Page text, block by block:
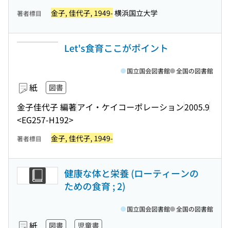
著者標目 金子, 佳代子, 1949-横浜国立大学
Let's食育ここがポイント
紙 図書
金子佳代子 編著アイ・ケイコーポレーション2005.9
<EG257-H192>
国立国会図書館 全国の図書館
著者標目 金子, 佳代子, 1949-
健康な体と栄養 (ローティーンの
ための食育 ; 2)
紙 図書 児童書
国立国会図書館 全国の図書館